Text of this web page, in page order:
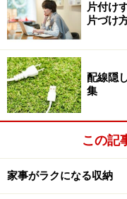
文具コーナーで見つ
します。
※記事内容は執筆時点の
い。
片付け
片づけ
配線隠
集
この記
家事がラクになる収納